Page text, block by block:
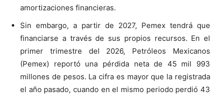
amortizaciones financieras.
Sin embargo, a partir de 2027, Pemex tendrá que
financiarse a través de sus propios recursos. En el
primer trimestre del 2026, Petróleos Mexicanos
(Pemex) reportó una pérdida neta de 45 mil 993
millones de pesos. La cifra es mayor que la registrada
el año pasado, cuando en el mismo periodo perdió 43